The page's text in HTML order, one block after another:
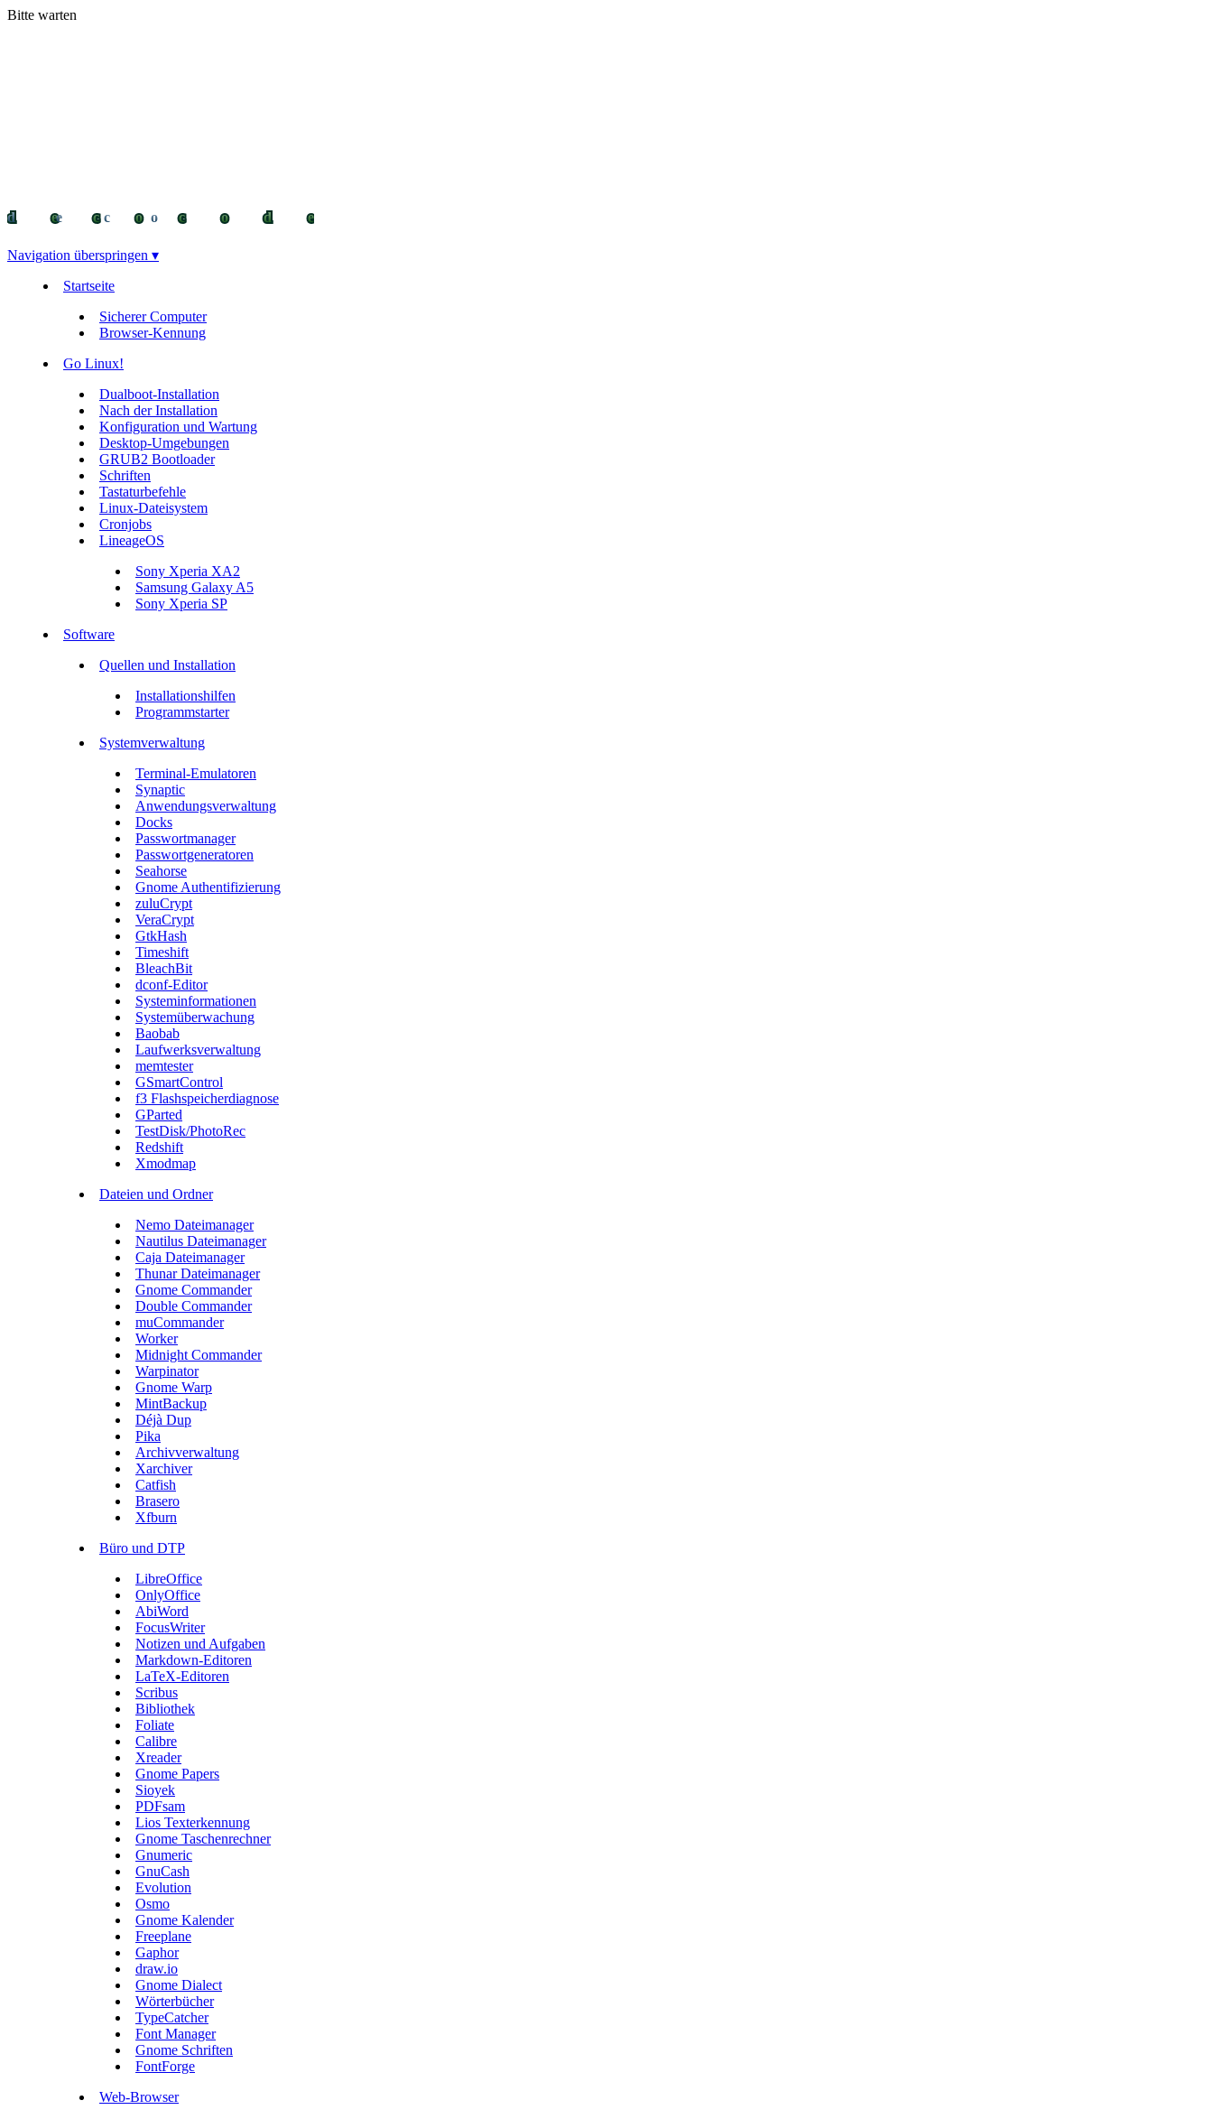
Bitte warten
decocode
decocode
deco
Navigation überspringen ▾
Startseite
Sicherer Computer
Browser-Kennung
Go Linux!
Dualboot-Installation
Nach der Installation
Konfiguration und Wartung
Desktop-Umgebungen
GRUB2 Bootloader
Schriften
Tastaturbefehle
Linux-Dateisystem
Cronjobs
LineageOS
Sony Xperia XA2
Samsung Galaxy A5
Sony Xperia SP
Software
Quellen und Installation
Installationshilfen
Programmstarter
Systemverwaltung
Terminal-Emulatoren
Synaptic
Anwendungsverwaltung
Docks
Passwortmanager
Passwortgeneratoren
Seahorse
Gnome Authentifizierung
zuluCrypt
VeraCrypt
GtkHash
Timeshift
BleachBit
dconf-Editor
Systeminformationen
Systemüberwachung
Baobab
Laufwerksverwaltung
memtester
GSmartControl
f3 Flashspeicherdiagnose
GParted
TestDisk/PhotoRec
Redshift
Xmodmap
Dateien und Ordner
Nemo Dateimanager
Nautilus Dateimanager
Caja Dateimanager
Thunar Dateimanager
Gnome Commander
Double Commander
muCommander
Worker
Midnight Commander
Warpinator
Gnome Warp
MintBackup
Déjà Dup
Pika
Archivverwaltung
Xarchiver
Catfish
Brasero
Xfburn
Büro und DTP
LibreOffice
OnlyOffice
AbiWord
FocusWriter
Notizen und Aufgaben
Markdown-Editoren
LaTeX-Editoren
Scribus
Bibliothek
Foliate
Calibre
Xreader
Gnome Papers
Sioyek
PDFsam
Lios Texterkennung
Gnome Taschenrechner
Gnumeric
GnuCash
Evolution
Osmo
Gnome Kalender
Freeplane
Gaphor
draw.io
Gnome Dialect
Wörterbücher
TypeCatcher
Font Manager
Gnome Schriften
FontForge
Web-Browser